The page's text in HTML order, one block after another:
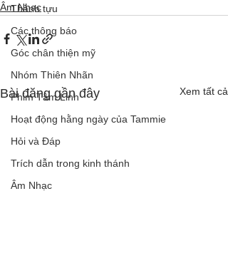
Thành tựu
Các thông báo
Góc chân thiện mỹ
Nhóm Thiên Nhãn
Phim Tâm Linh
Hoạt động hằng ngày của Tammie
Hỏi và Đáp
Trích dẫn trong kinh thánh
Âm Nhạc
Âm Nhạc
Bài đăng gần đây Xem tất cả